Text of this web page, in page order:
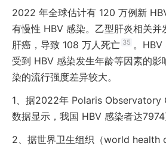
2022 年全球估计有 120 万例新
有慢性 HBV 感染。乙型肝炎相关并
肝癌，导致 108 万人死亡 35 。HBV
受到 HBV 感染发生年龄等因素的
染的流行强度差异较大。
1、 据2022年 Polaris Observatory
数据显示，我国 HBV 感染者达7974
2、 据世界卫生组织（world health